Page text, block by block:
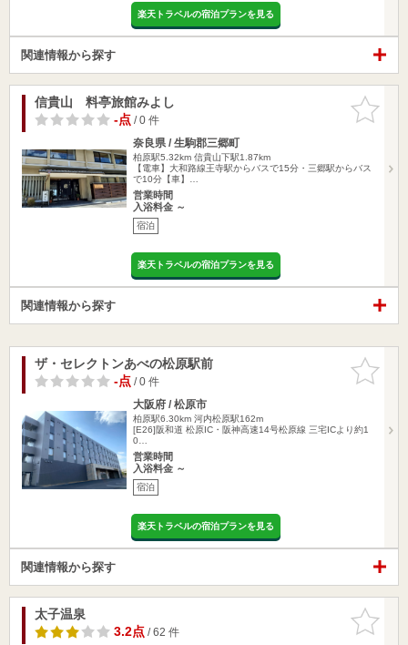
楽天トラベルの宿泊プランを見る
関連情報から探す
お気に入
りに追加
信貴山 料亭旅館みよし
-点/ 0 件
奈良県 / 生駒郡三郷町
柏原駅5.32km 信貴山下駅1.87km
【電車】大和路線王寺駅からバスで15分・三郷駅からバス
で10分【車】…
営業時間
入浴料金 ～
宿泊
楽天トラベルの宿泊プランを見る
関連情報から探す
お気に入
りに追加
ザ・セレクトンあべの松原駅前
-点/ 0 件
大阪府 / 松原市
柏原駅6.30km 河内松原駅162m
[E26]阪和道 松原IC・阪神高速14号松原線 三宅ICより約1
0…
営業時間
入浴料金 ～
宿泊
楽天トラベルの宿泊プランを見る
関連情報から探す
お気に入
りに追加
太子温泉
3.2点/ 62 件